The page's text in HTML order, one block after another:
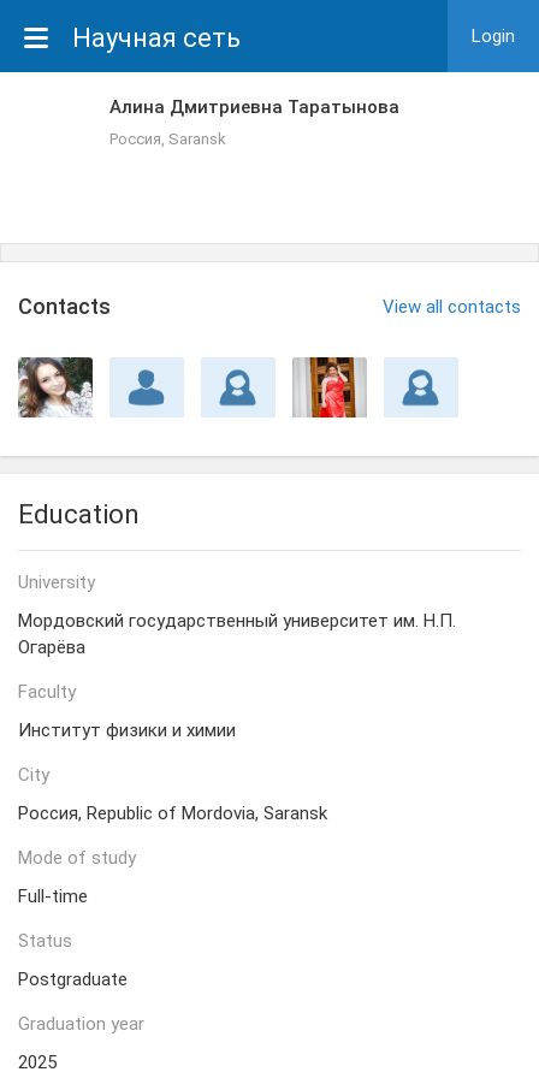
Научная сеть Login
Алина Дмитриевна Таратынова
Россия, Saransk
Сontacts View all contacts
Education
University
Мордовский государственный университет им. Н.П.
Огарёва
Faculty
Институт физики и химии
City
Россия, Republic of Mordovia, Saransk
Mode of study
Full-time
Status
Postgraduate
Graduation year
2025